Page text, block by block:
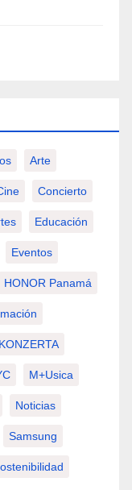
Arte
Concierto
Educación
Eventos
HONOR Panamá
KONZERTA
M+usica
Noticias
Samsung